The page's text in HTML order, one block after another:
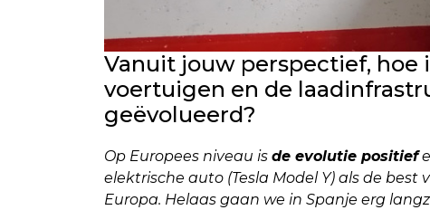
Vanuit jouw perspectief, hoe
voertuigen en de
geëvolueerd?
Op Europees niveau is de evolutie positief
elektrische auto (Tesla Model Y) als de
Europa. Helaas gaan we in Spanje erg